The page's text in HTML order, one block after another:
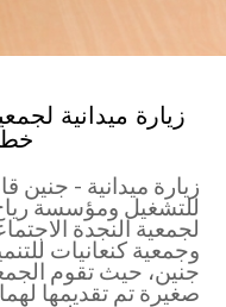
زيارة ميدانية
زيارة ميدانية -
للتشغيل ومؤسسة رياح
لجمعية النجدة
وجمعية كنعانيات
جنين، حيث تقوم
صغيرة تم تقديمها